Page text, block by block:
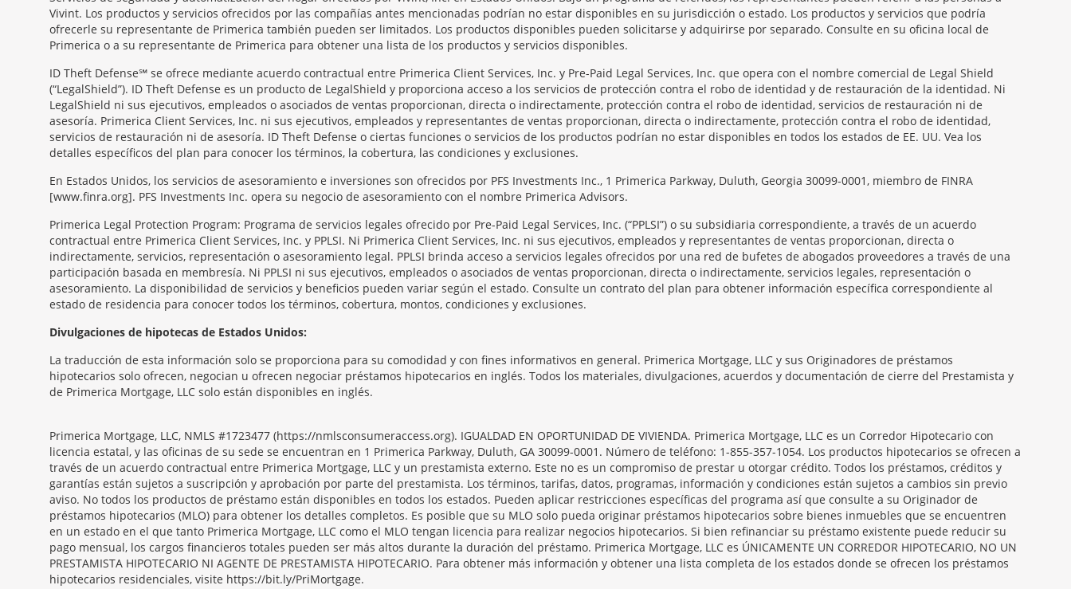
Vivint. Los productos y servicios ofrecidos por las compañías antes mencionadas podrían no estar disponibles en su jurisdicción o estado. Los productos y servicios que podría
ofrecerle su representante de Primerica también pueden ser limitados. Los productos disponibles pueden solicitarse y adquirirse por separado. Consulte en su oficina local de
Primerica o a su representante de Primerica para obtener una lista de los productos y servicios disponibles.
ID Theft Defense℠ se ofrece mediante acuerdo contractual entre Primerica Client Services, Inc. y Pre-Paid Legal Services, Inc. que opera con el nombre comercial de Legal Shield
(“LegalShield”). ID Theft Defense es un producto de LegalShield y proporciona acceso a los servicios de protección contra el robo de identidad y de restauración de la identidad. Ni
LegalShield ni sus ejecutivos, empleados o asociados de ventas proporcionan, directa o indirectamente, protección contra el robo de identidad, servicios de restauración ni de
asesoría. Primerica Client Services, Inc. ni sus ejecutivos, empleados y representantes de ventas proporcionan, directa o indirectamente, protección contra el robo de identidad,
servicios de restauración ni de asesoría. ID Theft Defense o ciertas funciones o servicios de los productos podrían no estar disponibles en todos los estados de EE. UU. Vea los
detalles específicos del plan para conocer los términos, la cobertura, las condiciones y exclusiones.
En Estados Unidos, los servicios de asesoramiento e inversiones son ofrecidos por PFS Investments Inc., 1 Primerica Parkway, Duluth, Georgia 30099-0001, miembro de FINRA
[www.finra.org]. PFS Investments Inc. opera su negocio de asesoramiento con el nombre Primerica Advisors.
Primerica Legal Protection Program: Programa de servicios legales ofrecido por Pre-Paid Legal Services, Inc. (“PPLSI”) o su subsidiaria correspondiente, a través de un acuerdo
contractual entre Primerica Client Services, Inc. y PPLSI. Ni Primerica Client Services, Inc. ni sus ejecutivos, empleados y representantes de ventas proporcionan, directa o
indirectamente, servicios, representación o asesoramiento legal. PPLSI brinda acceso a servicios legales ofrecidos por una red de bufetes de abogados proveedores a través de una
participación basada en membresía. Ni PPLSI ni sus ejecutivos, empleados o asociados de ventas proporcionan, directa o indirectamente, servicios legales, representación o
asesoramiento. La disponibilidad de servicios y beneficios pueden variar según el estado. Consulte un contrato del plan para obtener información específica correspondiente al
estado de residencia para conocer todos los términos, cobertura, montos, condiciones y exclusiones.
Morgage
Section
Divulgaciones de hipotecas de Estados Unidos:
La traducción de esta información solo se proporciona para su comodidad y con fines informativos en general. Primerica Mortgage, LLC y sus Originadores de préstamos
hipotecarios solo ofrecen, negocian u ofrecen negociar préstamos hipotecarios en inglés. Todos los materiales, divulgaciones, acuerdos y documentación de cierre del Prestamista y
de Primerica Mortgage, LLC solo están disponibles en inglés.
Primerica Mortgage, LLC, NMLS #1723477 (https://nmlsconsumeraccess.org). IGUALDAD EN OPORTUNIDAD DE VIVIENDA. Primerica Mortgage, LLC es un Corredor Hipotecario con
licencia estatal, y las oficinas de su sede se encuentran en 1 Primerica Parkway, Duluth, GA 30099-0001. Número de teléfono: 1-855-357-1054. Los productos hipotecarios se ofrecen a
través de un acuerdo contractual entre Primerica Mortgage, LLC y un prestamista externo. Este no es un compromiso de prestar u otorgar crédito. Todos los préstamos, créditos y
garantías están sujetos a suscripción y aprobación por parte del prestamista. Los términos, tarifas, datos, programas, información y condiciones están sujetos a cambios sin previo
aviso. No todos los productos de préstamo están disponibles en todos los estados. Pueden aplicar restricciones específicas del programa así que consulte a su Originador de
préstamos hipotecarios (MLO) para obtener los detalles completos. Es posible que su MLO solo pueda originar préstamos hipotecarios sobre bienes inmuebles que se encuentren
en un estado en el que tanto Primerica Mortgage, LLC como el MLO tengan licencia para realizar negocios hipotecarios. Si bien refinanciar su préstamo existente puede reducir su
pago mensual, los cargos financieros totales pueden ser más altos durante la duración del préstamo. Primerica Mortgage, LLC es ÚNICAMENTE UN CORREDOR HIPOTECARIO, NO UN
PRESTAMISTA HIPOTECARIO NI AGENTE DE PRESTAMISTA HIPOTECARIO. Para obtener más información y obtener una lista completa de los estados donde se ofrecen los préstamos
hipotecarios residenciales, visite https://bit.ly/PriMortgage.